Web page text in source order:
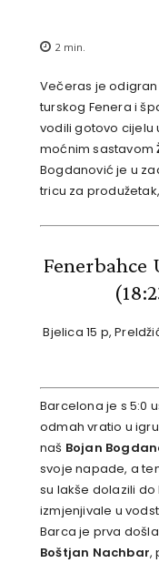
2 min.
Večeras je
turskog Fenera i
vodili gotovo cijelu
moćnim sastavom
Bogdanović je u
tricu za
Fenerbahce
Bjelica 15 p,
Barcelona je s 5:0
odmah vratio u
naš Bojan
svoje napade, a
su lakše dolazili
izmjenjivale u
Barca je prva
Boštjan Nachbar,